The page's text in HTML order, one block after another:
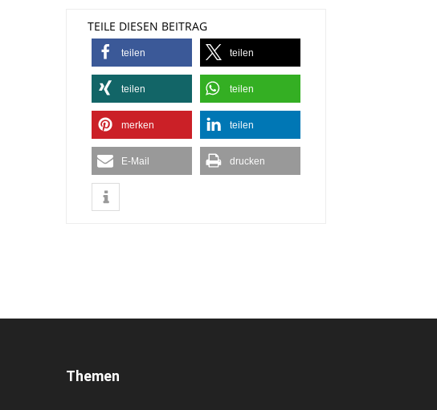
TEILE DIESEN BEITRAG
teilen teilen
teilen teilen
merken teilen
E-Mail drucken
Themen